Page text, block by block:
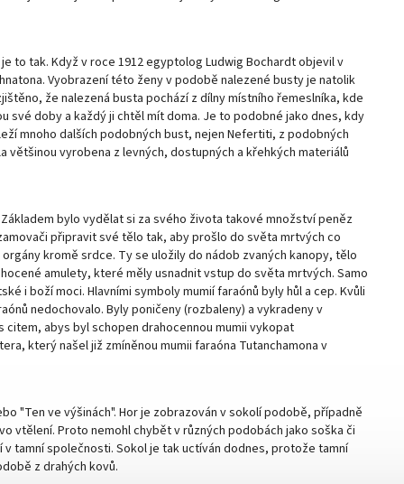
to tak. Když v roce 1912 egyptolog Ludwig Bochardt objevil v
Vyobrazení této ženy v podobě nalezené busty je natolik
že nalezená busta pochází z dílny místního řemeslníka, kde
své doby a každý ji chtěl mít doma. Je to podobné jako dnes, kdy
mnoho dalších podobných bust, nejen Nefertiti, z podobných
vyrobena z levných, dostupných a křehkých materiálů
bylo vydělat si za svého života takové množství peněz
připravit své tělo tak, aby prošlo do světa mrtvých co
kromě srdce. Ty se uložily do nádob zvaných kanopy, tělo
amulety, které měly usnadnit vstup do světa mrtvých. Samo
i boží moci. Hlavními symboly mumií faraónů byly hůl a cep. Kvůli
nedochovalo. Byly poničeny (rozbaleny) a vykradeny v
citem, abys byl schopen drahocennou mumii vykopat
který našel již zmíněnou mumii faraóna Tutanchamona v
"Ten ve výšinách". Hor je zobrazován v sokolí podobě, případně
vtělení. Proto nemohl chybět v různých podobách jako soška či
tamní společnosti. Sokol je tak uctíván dodnes, protože tamní
z drahých kovů.